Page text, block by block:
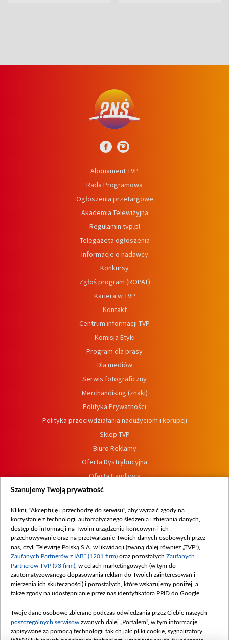
Abonament TVP
Rada Programowa
Ogłoszenia przetargowe
Akademia Telewizyjna
Regulamin tvp.pl
Telegazeta ogłoszenia
Informacje o nadawcy
Konkursy
Zgłoś program (ROPAT)
Kariera w TVP
Kontakt
Centrum informacji TVP
Komisja Etyki
Program dla prasy
Dla mediów
Serwis fotograficzny
Merchandising (znaki)
Polityka Prywatności
Polityka przeciwdziałania nadużyciom i korupcji
Sklep TVP
Biuro Reklamy
Oferta Dystrybucyjna
Oferta Handlowa
Dostępność
Procedura zgłoszeń wewnętrznych
Szanujemy Twoją prywatność
Kliknij "Akceptuję i przechodzę do serwisu", aby wyrazić zgody na
korzystanie z technologii automatycznego śledzenia i zbierania danych,
dostęp do informacji na Twoim urządzeniu końcowym i ich
przechowywanie oraz na przetwarzanie Twoich danych osobowych przez
nas, czyli Telewizję Polską S.A. w likwidacji (zwaną dalej również „TVP”),
Zaufanych Partnerów z IAB* (1201 firm) oraz pozostałych Zaufanych
Partnerów TVP (93 firm) , w celach marketingowych (w tym do
zautomatyzowanego dopasowania reklam do Twoich zainteresowań i
mierzenia ich skuteczności) i pozostałych, które wskazujemy poniżej, a
także zgody na udostępnianie przez nas identyfikatora PPID do Google.
Twoje dane osobowe zbierane podczas odwiedzania przez Ciebie naszych
poszczególnych serwisów zwanych dalej „Portalem”, w tym informacje
zapisywane za pomocą technologii takich jak: pliki cookie, sygnalizatory